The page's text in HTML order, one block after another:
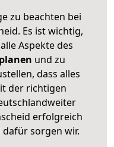
zu beachten bei
Es ist wichtig,
Aspekte des
planen und zu
dass alles
der richtigen
erfolgreich
sorgen wir.